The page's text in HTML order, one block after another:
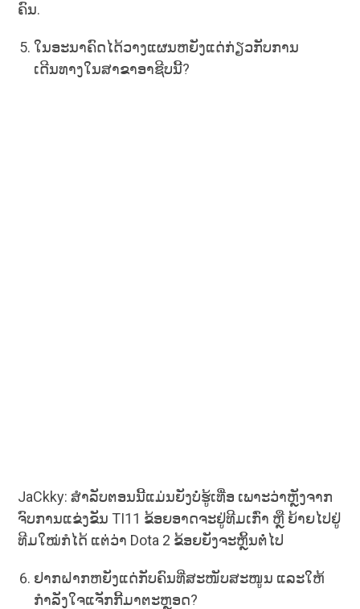
ຄົນ.
ໃນອະນາຄົດໄດ້ວາງແຜນຫຍັງແດ່ກ່ຽວກັບການ
ເດີນທາງໃນສາຂາອາຊີບນີ້?
JaCkky: ສຳລັບຕອນນີ້ແມ່ນຍັງບໍ່ຮູ້ເທື່ອ ເພາະວ່າຫຼັງຈາກ
ຈົບການແຂ່ງຂັນ TI11 ຂ້ອຍອາດຈະຢູ່ທີມເກົ່າ ຫຼື ຍ້າຍໄປຢູ່
ທີມໃໝ່ກໍໄດ້ ແຕ່ວ່າ Dota 2 ຂ້ອຍຍັງຈະຫຼິ້ນຕໍ່ໄປ
ຢາກຝາກຫຍັງແດ່ກັບຄົນທີ່ສະໜັບສະໜູນ ແລະໃຫ້
ກໍາລັງໃຈແຈັກກີ້ມາຕະຫຼອດ?